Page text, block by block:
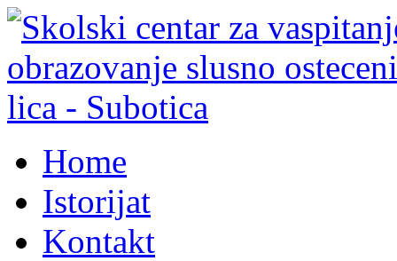
Home
Istorijat
Kontakt